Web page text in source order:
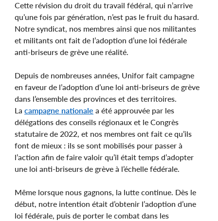
Cette révision du droit du travail fédéral, qui n’arrive
qu’une fois par génération, n’est pas le fruit du hasard.
Notre syndicat, nos membres ainsi que nos militantes
et militants ont fait de l’adoption d’une loi fédérale
anti-briseurs de grève une réalité.
Depuis de nombreuses années, Unifor fait campagne
en faveur de l’adoption d’une loi anti‑briseurs de grève
dans l’ensemble des provinces et des territoires.
La campagne nationale a été approuvée par les
délégations des conseils régionaux et le Congrès
statutaire de 2022, et nos membres ont fait ce qu’ils
font de mieux : ils se sont mobilisés pour passer à
l’action afin de faire valoir qu’il était temps d’adopter
une loi anti-briseurs de grève à l’échelle fédérale.
Même lorsque nous gagnons, la lutte continue. Dès le
début, notre intention était d’obtenir l’adoption d’une
loi fédérale, puis de porter le combat dans les